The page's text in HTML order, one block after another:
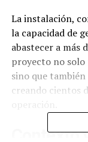
La instalación,
la capacidad de
abastecer a más
proyecto no solo
sino que
creando cientos